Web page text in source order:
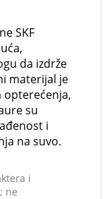
SKF
da izdrže
materijal je
opterećenja,
su
i
na suvo.
i
ne